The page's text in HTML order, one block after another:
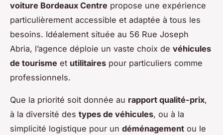
voiture Bordeaux Centre propose une expérience
particulièrement accessible et adaptée à tous les
besoins. Idéalement située au 56 Rue Joseph
Abria, l’agence déploie un vaste choix de véhicules
de tourisme et utilitaires pour particuliers comme
professionnels.
Que la priorité soit donnée au rapport qualité-prix,
à la diversité des types de véhicules, ou à la
simplicité logistique pour un déménagement ou le